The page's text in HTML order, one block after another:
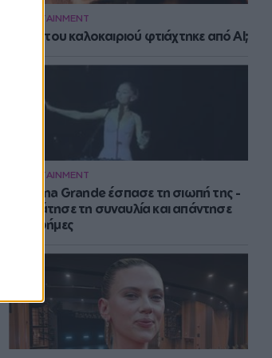
ENTERTAINMENT
Το hit του καλοκαιριού φτιάχτηκε από AI;
ENTERTAINMENT
H Ariana Grande έσπασε τη σιωπή της -
Σταμάτησε τη συναυλία και απάντησε
στις φήμες